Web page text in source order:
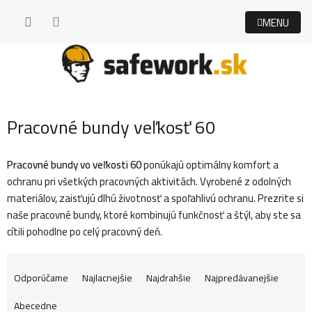
Pracovné bundy veľkosť 60
Pracovné bundy vo veľkosti 60ponúkajú optimálny komfort a
ochranu pri všetkých pracovných aktivitách. Vyrobené z odolných
materiálov, zaisťujú dlhú životnosť a spoľahlivú ochranu. Prezrite si
naše pracovné bundy, ktoré kombinujú funkčnosť a štýl, aby ste sa
cítili pohodlne po celý pracovný deň.
R
Odporúčame Najlacnejšie Najdrahšie
Najpredávanejšie
Abecedne